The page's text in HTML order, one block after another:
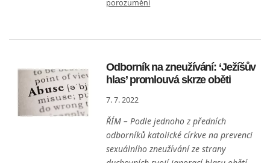
porozumění
Odborník na zneužívání: ‘Ježíšův
hlas’ promlouvá skrze oběti
7. 7. 2022
ŘÍM – Podle jednoho z předních
odborníků katolické církve na prevenci
sexuálního zneužívání ze strany